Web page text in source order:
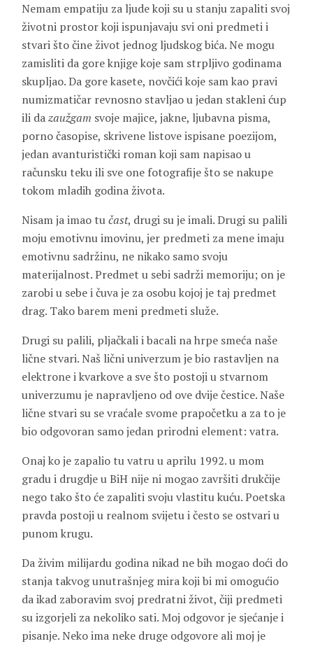
Nemam empatiju za ljude koji su u stanju zapaliti svoj
životni prostor koji ispunjavaju svi oni predmeti i
stvari što čine život jednog ljudskog bića. Ne mogu
zamisliti da gore knjige koje sam strpljivo godinama
skupljao. Da gore kasete, novčići koje sam kao pravi
numizmatičar revnosno stavljao u jedan stakleni ćup
ili dazaužgam svoje majice, jakne, ljubavna pisma,
porno časopise, skrivene listove ispisane poezijom,
jedan avanturistički roman koji sam napisao u
računsku teku ili sve one fotografije što se nakupe
tokom mladih godina života.
Nisam ja imao tučast, drugi su je imali. Drugi su palili
moju emotivnu imovinu, jer predmeti za mene imaju
emotivnu sadržinu, ne nikako samo svoju
materijalnost. Predmet u sebi sadrži memoriju; on je
zarobi u sebe i čuva je za osobu kojoj je taj predmet
drag. Tako barem meni predmeti služe.
Drugi su palili, pljačkali i bacali na hrpe smeća naše
lične stvari. Naš lični univerzum je bio rastavljen na
elektrone i kvarkove a sve što postoji u stvarnom
univerzumu je napravljeno od ove dvije čestice. Naše
lične stvari su se vraćale svome prapočetku a za to je
bio odgovoran samo jedan prirodni element: vatra.
Onaj ko je zapalio tu vatru u aprilu 1992. u mom
gradu i drugdje u BiH nije ni mogao završiti drukčije
nego tako što će zapaliti svoju vlastitu kuću. Poetska
pravda postoji u realnom svijetu i često se ostvari u
punom krugu.
Da živim milijardu godina nikad ne bih mogao doći do
stanja takvog unutrašnjeg mira koji bi mi omogućio
da ikad zaboravim svoj predratni život, čiji predmeti
su izgorjeli za nekoliko sati. Moj odgovor je sjećanje i
pisanje. Neko ima neke druge odgovore ali moj je